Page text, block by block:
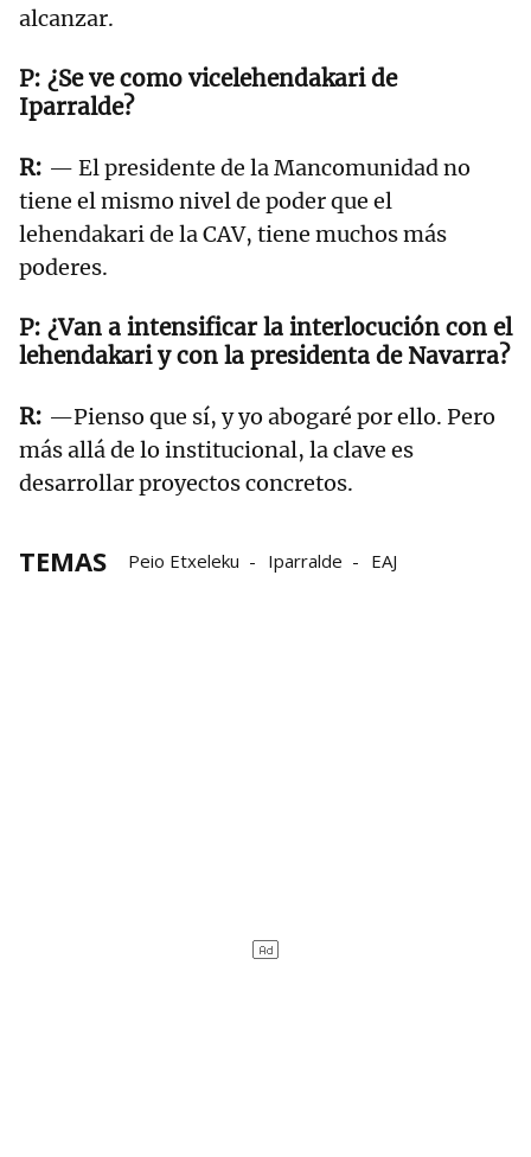
alcanzar.
¿Se ve como vicelehendakari de
Iparralde?
— El presidente de la Mancomunidad no
tiene el mismo nivel de poder que el
lehendakari de la CAV, tiene muchos más
poderes.
¿Van a intensificar la interlocución con el
lehendakari y con la presidenta de Navarra?
—Pienso que sí, y yo abogaré por ello. Pero
más allá de lo institucional, la clave es
desarrollar proyectos concretos.
TEMAS Peio Etxeleku Iparralde EAJ